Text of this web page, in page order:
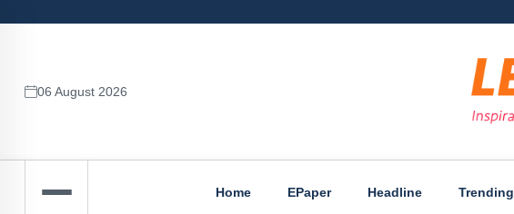
06 August 2026
Home EPaper Headline Trending